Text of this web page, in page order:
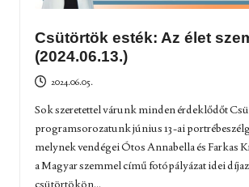
Csütörtök esték: Az élet
(2024.06.13.)
2024.06.05.
Sok szeretettel várunk minden érdeklődőt
programsorozatunk június 13-ai
melynek vendégei Ótos Annabella és Farkas
a Magyar szemmel című fotópályázat idei
csütörtökön...